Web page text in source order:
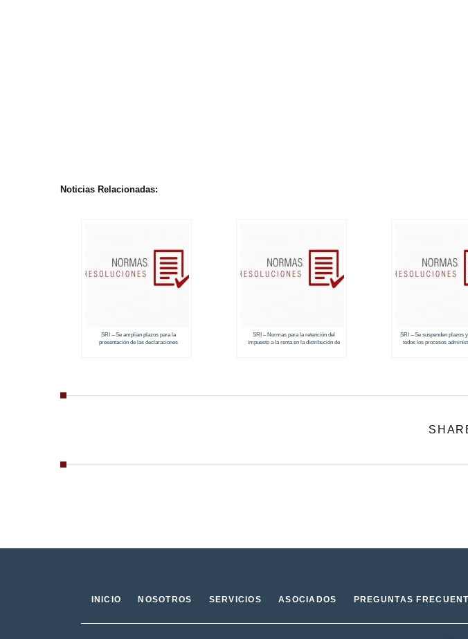
Noticias Relacionadas:
SRI – Se amplían plazos para la
presentación de las declaraciones
SRI – Normas para la retención del
impuesto a la renta en la distribución de
SRI – Se suspenden plazos
todos los procesos
INICIO NOSOTROS SERVICIOS ASOCIADOS PREGUNTAS